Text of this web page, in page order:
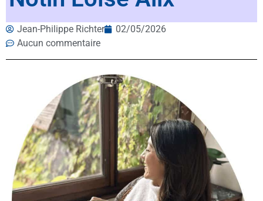
Jean-Philippe Richter
02/05/2026
Aucun commentaire